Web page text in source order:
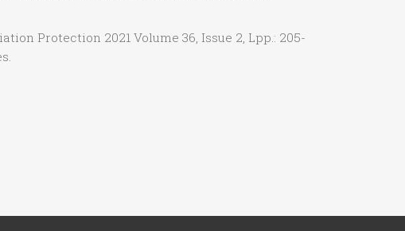
Protection 2021 Volume 36, Issue 2, Lpp.: 205-